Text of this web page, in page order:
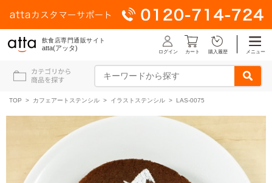
飲食店専門通販サイト
atta(アッタ) ログイン カート 購入履歴 メニュー
TOP > カフェアートステンシル > イラストステンシル > LAS-0075